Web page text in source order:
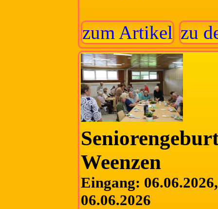
zum Artikel zu
Weenzen
Eingang:
06.06.2026